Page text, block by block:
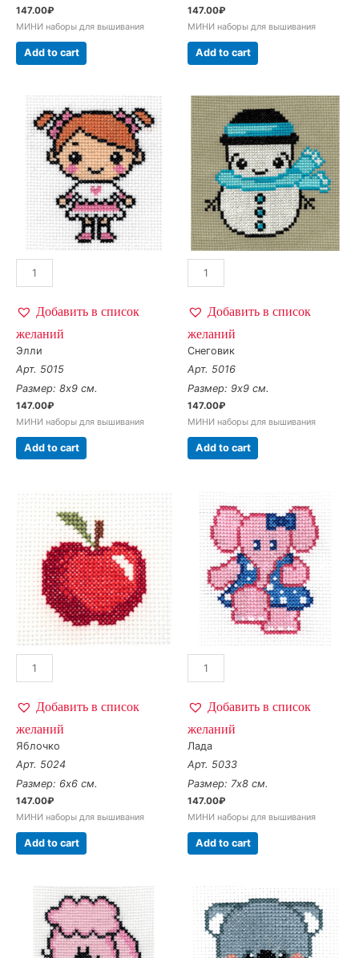
147.00₽
МИНИ наборы для вышивания
Add to cart
147.00₽
МИНИ наборы для вышивания
Add to cart
Добавить в список
желаний
Элли
Арт. 5015
Размер: 8х9 см.
147.00₽
МИНИ наборы для вышивания
Add to cart
Добавить в список
желаний
Снеговик
Арт. 5016
Размер: 9х9 см.
147.00₽
МИНИ наборы для вышивания
Add to cart
Добавить в список
желаний
Яблочко
Арт. 5024
Размер: 6х6 см.
147.00₽
МИНИ наборы для вышивания
Add to cart
Добавить в список
желаний
Лада
Арт. 5033
Размер: 7х8 см.
147.00₽
МИНИ наборы для вышивания
Add to cart